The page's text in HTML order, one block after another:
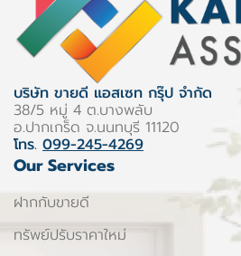
บริษัท ขายดี แอสเซท กรุ๊ป จำกัด
38/5 หมู่ 4 ต.บางพลับ
อ.ปากเกร็ด จ.นนทบุรี 11120
โทร. 099-245-4269
Our Services
ฝากกับขายดี
ทรัพย์ปรับราคาใหม่